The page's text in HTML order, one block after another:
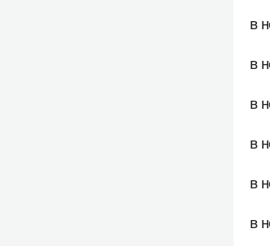
в
в
в
в
в
в